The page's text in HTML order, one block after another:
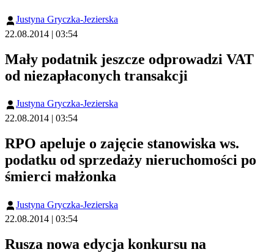
Justyna Gryczka-Jezierska
22.08.2014 | 03:54
Mały podatnik jeszcze odprowadzi VAT
od niezapłaconych transakcji
Justyna Gryczka-Jezierska
22.08.2014 | 03:54
RPO apeluje o zajęcie stanowiska ws.
podatku od sprzedaży nieruchomości po
śmierci małżonka
Justyna Gryczka-Jezierska
22.08.2014 | 03:54
Rusza nowa edycja konkursu na